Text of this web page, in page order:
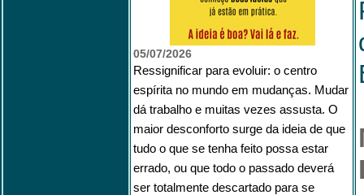
05/07/2026
Ressignificar para evoluir: o centro
espírita no mundo em mudanças. Mudar
dá trabalho e muitas vezes assusta. O
maior desconforto surge da ideia de que
tudo o que se tenha feito possa estar
errado, ou que todo o passado deverá
ser totalmente descartado para se